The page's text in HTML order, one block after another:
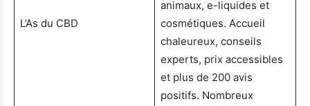
L’As du CBD
animaux, e-liquides et
cosmétiques. Accueil
chaleureux, conseils
experts, prix accessibles
et plus de 200 avis
positifs. Nombreux